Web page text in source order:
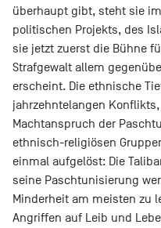
überhaupt gibt, steht sie
politischen Projekts, des
sie jetzt zuerst die Bühne
Strafgewalt allem
erscheint. Die ethnische
jahrzehntelangen
Machtanspruch der
ethnisch-religiösen
einmal aufgelöst: Die
seine Paschtunisierung
Minderheit am meisten zu
Angriffen auf Leib und